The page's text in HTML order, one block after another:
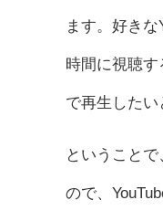
ます。好き
時間に視聴す
で再生したい
ということで
ので、